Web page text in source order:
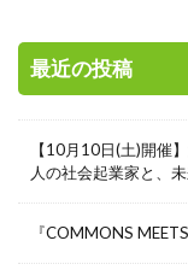
最近の投稿
【10月10日(土)開催
人の社会起業家と、
『COMMONS